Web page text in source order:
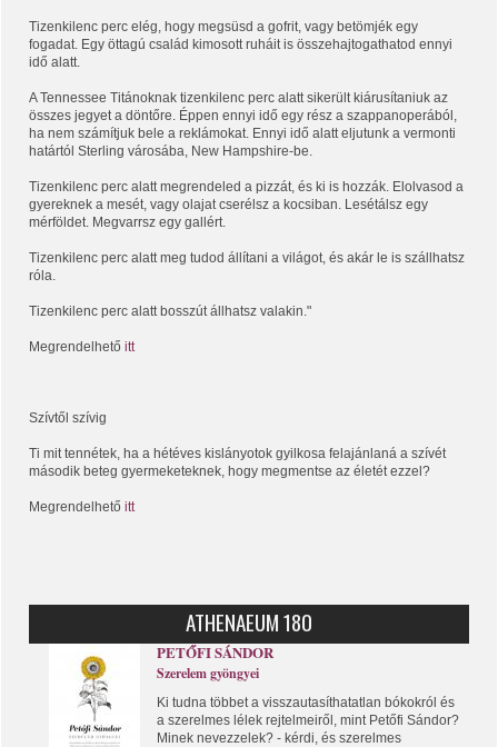
Tizenkilenc perc elég, hogy megsüsd a gofrit, vagy betömjék egy
fogadat. Egy öttagú család kimosott ruháit is összehajtogathatod ennyi
idő alatt.
A Tennessee Titánoknak tizenkilenc perc alatt sikerült kiárusítaniuk az
összes jegyet a döntőre. Éppen ennyi idő egy rész a szappanoperából,
ha nem számítjuk bele a reklámokat. Ennyi idő alatt eljutunk a vermonti
határtól Sterling városába, New Hampshire-be.
Tizenkilenc perc alatt megrendeled a pizzát, és ki is hozzák. Elolvasod a
gyereknek a mesét, vagy olajat cserélsz a kocsiban. Lesétálsz egy
mérföldet. Megvarrsz egy gallért.
Tizenkilenc perc alatt meg tudod állítani a világot, és akár le is szállhatsz
róla.
Tizenkilenc perc alatt bosszút állhatsz valakin."
Megrendelhető itt
Szívtől szívig
Ti mit tennétek, ha a hétéves kislányotok gyilkosa felajánlaná a szívét
második beteg gyermeketeknek, hogy megmentse az életét ezzel?
Megrendelhető itt
ATHENAEUM 180
PETŐFI SÁNDOR
Szerelem gyöngyei
Ki tudna többet a visszautasíthatatlan bókokról és
a szerelmes lélek rejtelmeiről, mint Petőfi Sándor?
Minek nevezzelek? - kérdi, és szerelmes